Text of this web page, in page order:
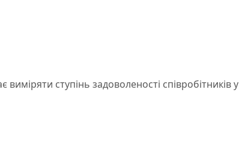
ступінь задоволеності співробітників у